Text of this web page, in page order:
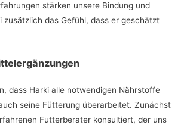
stärken unsere Bindung und
zusätzlich das Gefühl, dass er geschätzt
dass Harki alle notwendigen Nährstoffe
seine Fütterung überarbeitet. Zunächst
Futterberater konsultiert, der uns